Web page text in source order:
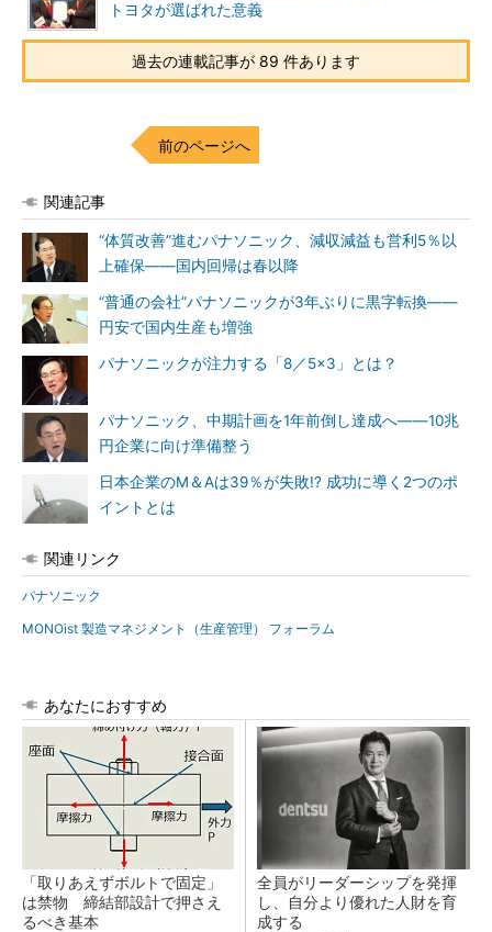
トヨタが選ばれた意義
過去の連載記事が 89 件あります
前のページへ
関連記事
“体質改善”進むパナソニック、減収減益も営利5％以
上確保――国内回帰は春以降
“普通の会社”パナソニックが3年ぶりに黒字転換――
円安で国内生産も増強
パナソニックが注力する「8／5×3」とは？
パナソニック、中期計画を1年前倒し達成へ――10兆
円企業に向け準備整う
日本企業のM＆Aは39％が失敗!? 成功に導く2つのポ
イントとは
関連リンク
パナソニック
MONOist 製造マネジメント（生産管理） フォーラム
あなたにおすすめ
「取りあえずボルトで固定」
は禁物 締結部設計で押さえ
るべき基本
全員がリーダーシップを発揮
し、自分より優れた人財を育
成する